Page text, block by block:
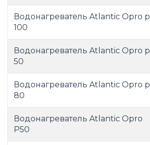
Водонагреватель Atlantic Opro p
100
Водонагреватель Atlantic Opro p
50
Водонагреватель Atlantic Opro p
80
Водонагреватель Atlantic Opro
P50